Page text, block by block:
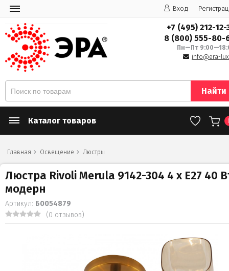
Вход
+7 (495) 212-12-
8 (800) 555-80-
Пн—Пт
info@era-
Найти
Каталог товаров
Главная Освещение Люстры
Люстра Rivoli Merula 9142-304 4 х Е27 40
модерн
Артикул: Б0054879
(0 отзывов)